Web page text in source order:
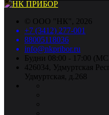
© ООО "НК", 2026
+7 (3412) 277-001
88005118036
info@nkpribor.ru
Будни 08:00 - 17:00
426034, Удмуртская
Удмуртская, д.268